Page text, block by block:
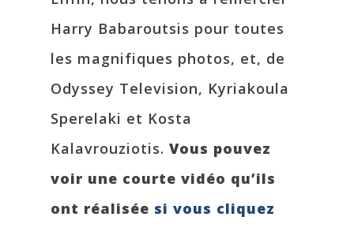
Harry Babaroutsis pour toutes
les magnifiques photos, et, de
Odyssey Television, Kyriakoula
Sperelaki et Kosta
Kalavrouziotis. Vous pouvez
voir une courte vidéo qu’ils
ont réalisée si vous cliquez